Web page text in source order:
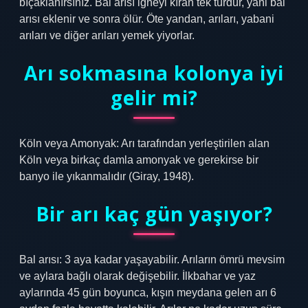
bıçaklanırsınız. Bal arısı iğneyi kıran tek türdür, yani bal
arısı eklenir ve sonra ölür. Öte yandan, arıları, yabani
arıları ve diğer arıları yemek yiyorlar.
Arı sokmasına kolonya iyi
gelir mi?
Köln veya Amonyak: Arı tarafından yerleştirilen alan
Köln veya birkaç damla amonyak ve gerekirse bir
banyo ile yıkanmalıdır (Giray, 1948).
Bir arı kaç gün yaşıyor?
Bal arısı: 3 aya kadar yaşayabilir. Arıların ömrü mevsim
ve aylara bağlı olarak değişebilir. İlkbahar ve yaz
aylarında 45 gün boyunca, kışın meydana gelen arı 6